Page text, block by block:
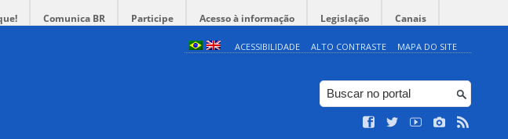
Comunica BR Participe Acesso à informação Legislação Canais
ACESSIBILIDADE ALTO CONTRASTE MAPA DO SITE